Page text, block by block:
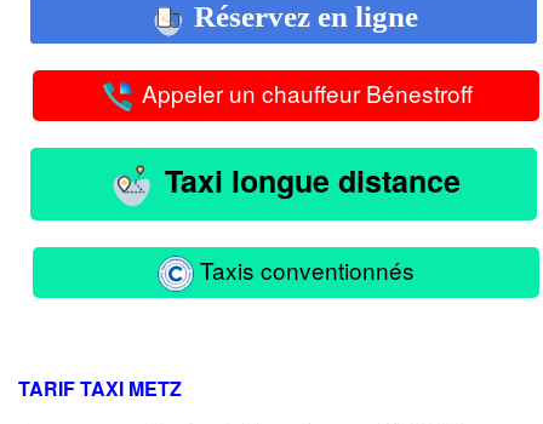
Réservez en ligne
Appeler un chauffeur Bénestroff
Taxi longue distance
Taxis conventionnés
TARIF TAXI METZ